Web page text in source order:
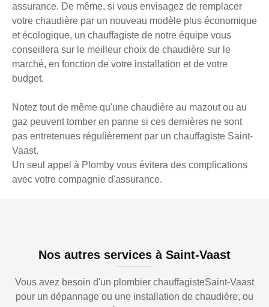
assurance. De même, si vous envisagez de remplacer
votre chaudière par un nouveau modèle plus économique
et écologique, un chauffagiste de notre équipe vous
conseillera sur le meilleur choix de chaudière sur le
marché, en fonction de votre installation et de votre
budget.
Notez tout de même qu'une chaudière au mazout ou au
gaz peuvent tomber en panne si ces dernières ne sont
pas entretenues régulièrement par un chauffagiste Saint-
Vaast.
Un seul appel à Plomby vous évitera des complications
avec votre compagnie d'assurance.
Nos autres services à Saint-Vaast
Vous avez besoin d'un plombier chauffagisteSaint-Vaast
pour un dépannage ou une installation de chaudière, ou